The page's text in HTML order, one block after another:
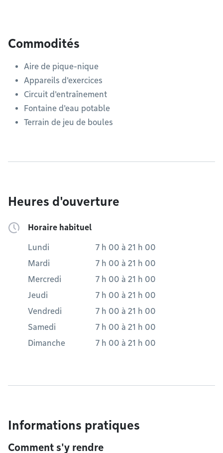
Commodités
Aire de pique-nique
Appareils d'exercices
Circuit d'entraînement
Fontaine d'eau potable
Terrain de jeu de boules
Heures d'ouverture
Horaire habituel
Lundi 7 h 00 à 21 h 00
Mardi
7 h 00 à 21 h 00
Mercredi
7 h 00 à 21 h 00
Jeudi
7 h 00 à 21 h 00
Vendredi
7 h 00 à 21 h 00
Samedi
7 h 00 à 21 h 00
Dimanche
7 h 00 à 21 h 00
Informations pratiques
Comment s'y rendre